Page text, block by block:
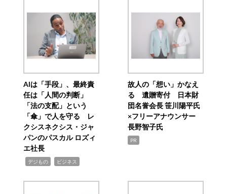
AIは「手段」、最終責
任は「人間の判断」
「法の支配」という
「傘」で人を守る レ
クシスネクシス・ジャ
パンのパスカル ロズィ
エ社長
デジもの ビジネス
故人の「想い」かなえ
る 遺贈寄付 日本財
団名誉会長 笹川陽平氏
×フリーアナウンサー
長野智子氏
PR